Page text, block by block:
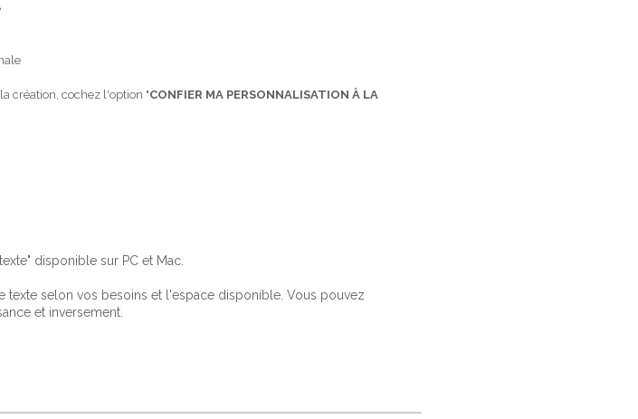
création, cochez l'option "CONFIER MA PERSONNALISATION À LA
disponible sur PC et Mac.
texte selon vos besoins et l'espace disponible. Vous pouvez
et inversement.